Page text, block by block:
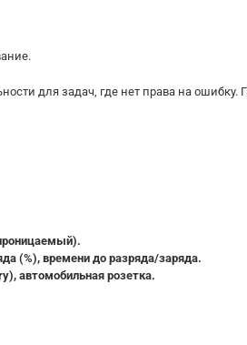
для задач, где нет права на ошибку.
(%), времени до разряда/заряда.
автомобильная розетка.